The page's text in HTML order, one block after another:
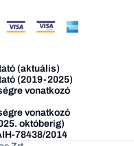
(aktuális)
(2019-2025)
vonatkozó
vonatkozó
októberig)
78438/2014